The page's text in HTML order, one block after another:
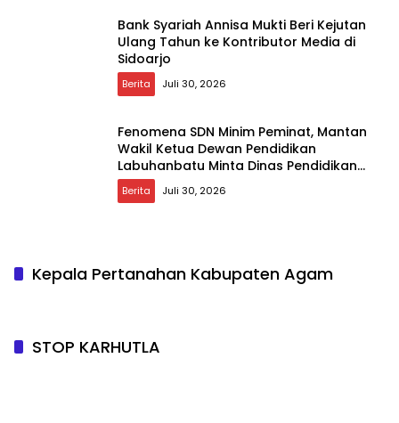
Bank Syariah Annisa Mukti Beri Kejutan
Ulang Tahun ke Kontributor Media di
Sidoarjo
Berita Juli 30, 2026
Fenomena SDN Minim Peminat, Mantan
Wakil Ketua Dewan Pendidikan
Labuhanbatu Minta Dinas Pendidikan
Lakukan Evaluasi dan Merger
Berita Juli 30, 2026
Kepala Pertanahan Kabupaten Agam
STOP KARHUTLA